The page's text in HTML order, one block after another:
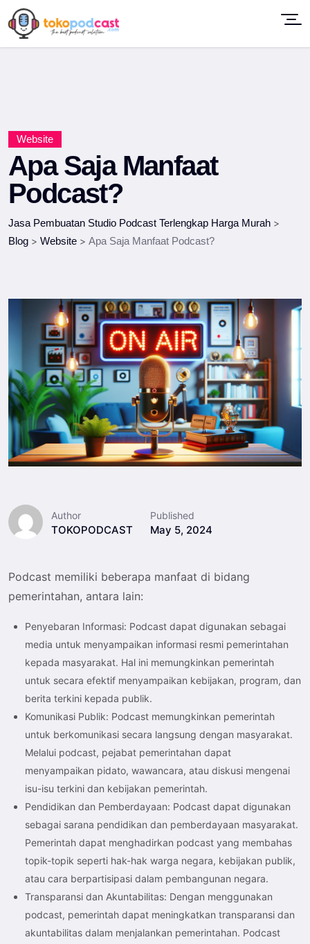
Website
Apa Saja Manfaat
Podcast?
Jasa Pembuatan Studio Podcast Terlengkap Harga Murah >
Blog > Website > Apa Saja Manfaat Podcast?
Author
TOKOPODCAST
Published
May 5, 2024
Podcast memiliki beberapa manfaat di bidang
pemerintahan, antara lain:
Penyebaran Informasi: Podcast dapat digunakan sebagai
media untuk menyampaikan informasi resmi pemerintahan
kepada masyarakat. Hal ini memungkinkan pemerintah
untuk secara efektif menyampaikan kebijakan, program, dan
berita terkini kepada publik.
Komunikasi Publik: Podcast memungkinkan pemerintah
untuk berkomunikasi secara langsung dengan masyarakat.
Melalui podcast, pejabat pemerintahan dapat
menyampaikan pidato, wawancara, atau diskusi mengenai
isu-isu terkini dan kebijakan pemerintah.
Pendidikan dan Pemberdayaan: Podcast dapat digunakan
sebagai sarana pendidikan dan pemberdayaan masyarakat.
Pemerintah dapat menghadirkan podcast yang membahas
topik-topik seperti hak-hak warga negara, kebijakan publik,
atau cara berpartisipasi dalam pembangunan negara.
Transparansi dan Akuntabilitas: Dengan menggunakan
podcast, pemerintah dapat meningkatkan transparansi dan
akuntabilitas dalam menjalankan pemerintahan. Podcast